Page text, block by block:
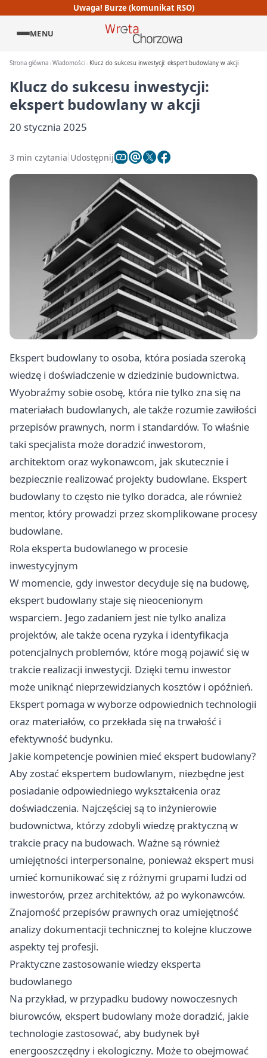
Uwaga! Burze (komunikat RSO)
MENU
Strona główna Wiadomości Klucz do sukcesu inwestycji: ekspert budowlany w akcji
Klucz do sukcesu inwestycji:
ekspert budowlany w akcji
20 stycznia 2025
3 min czytania Udostępnij
Ekspert budowlany to osoba, która posiada szeroką
wiedzę i doświadczenie w dziedzinie budownictwa.
Wyobraźmy sobie osobę, która nie tylko zna się na
materiałach budowlanych, ale także rozumie zawiłości
przepisów prawnych, norm i standardów. To właśnie
taki specjalista może doradzić inwestorom,
architektom oraz wykonawcom, jak skutecznie i
bezpiecznie realizować projekty budowlane. Ekspert
budowlany to często nie tylko doradca, ale również
mentor, który prowadzi przez skomplikowane procesy
budowlane.
Rola eksperta budowlanego w procesie
inwestycyjnym
W momencie, gdy inwestor decyduje się na budowę,
ekspert budowlany staje się nieocenionym
wsparciem. Jego zadaniem jest nie tylko analiza
projektów, ale także ocena ryzyka i identyfikacja
potencjalnych problemów, które mogą pojawić się w
trakcie realizacji inwestycji. Dzięki temu inwestor
może uniknąć nieprzewidzianych kosztów i opóźnień.
Ekspert pomaga w wyborze odpowiednich technologii
oraz materiałów, co przekłada się na trwałość i
efektywność budynku.
Jakie kompetencje powinien mieć ekspert budowlany?
Aby zostać ekspertem budowlanym, niezbędne jest
posiadanie odpowiedniego wykształcenia oraz
doświadczenia. Najczęściej są to inżynierowie
budownictwa, którzy zdobyli wiedzę praktyczną w
trakcie pracy na budowach. Ważne są również
umiejętności interpersonalne, ponieważ ekspert musi
umieć komunikować się z różnymi grupami ludzi od
inwestorów, przez architektów, aż po wykonawców.
Znajomość przepisów prawnych oraz umiejętność
analizy dokumentacji technicznej to kolejne kluczowe
aspekty tej profesji.
Praktyczne zastosowanie wiedzy eksperta
budowlanego
Na przykład, w przypadku budowy nowoczesnych
biurowców, ekspert budowlany może doradzić, jakie
technologie zastosować, aby budynek był
energooszczędny i ekologiczny. Może to obejmować